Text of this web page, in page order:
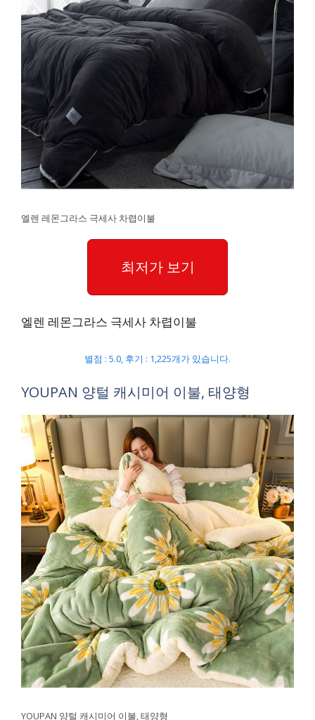
엘렌 레몬그라스 극세사 차렵이불
최저가 보기
엘렌 레몬그라스 극세사 차렵이불
별점 : 5.0, 후기 : 1,225개가 있습니다.
YOUPAN 양털 캐시미어 이불, 태양형
YOUPAN 양털 캐시미어 이불, 태양형